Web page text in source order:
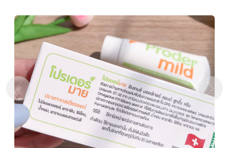
Previous Next